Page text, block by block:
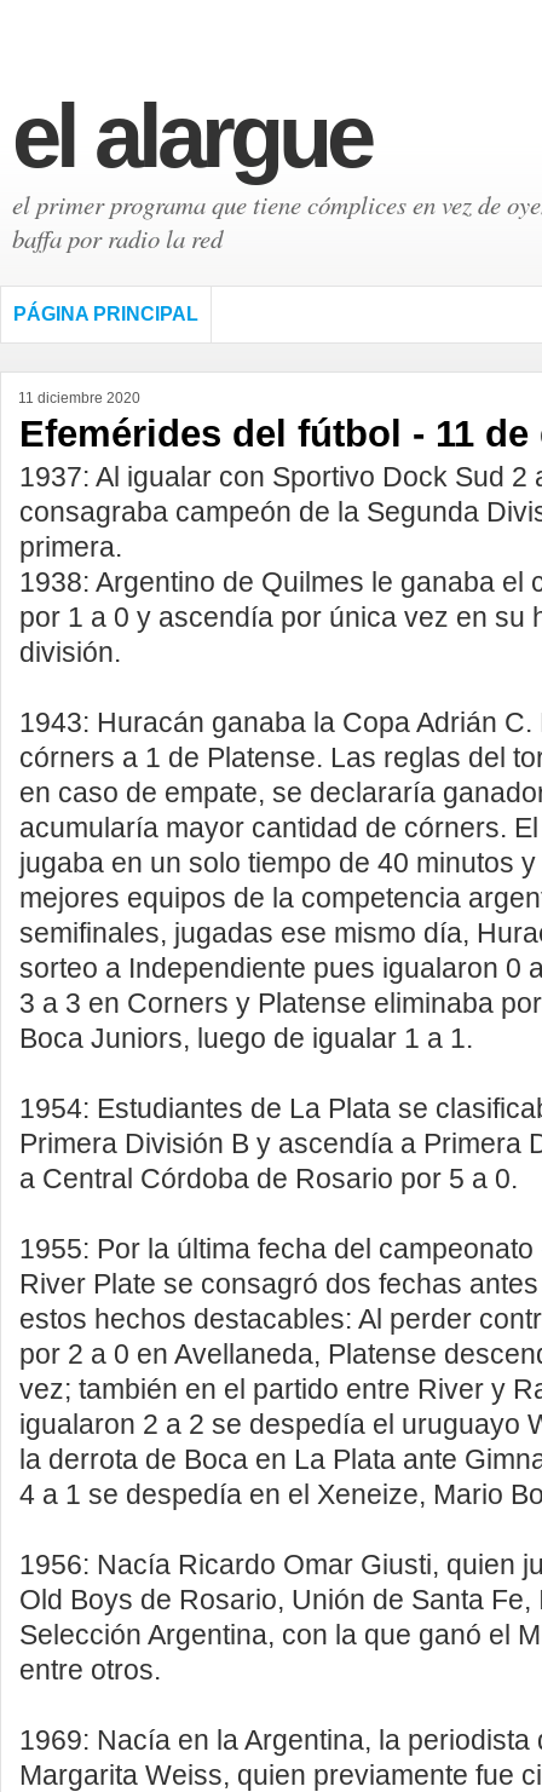
el alargue
el primer programa que tiene cómplices en vez de
baffa por radio la red
PÁGINA PRINCIPAL
11 diciembre 2020
Efemérides del fútbol - 11
1937: Al igualar con Sportivo Dock Sud 2
consagraba campeón de la Segunda
primera.
1938: Argentino de Quilmes le ganaba el
por 1 a 0 y ascendía por única vez en su
división.
1943: Huracán ganaba la Copa Adrián
córners a 1 de Platense. Las reglas del
en caso de empate, se declararía
acumularía mayor cantidad de córners.
jugaba en un solo tiempo de 40 minutos
mejores equipos de la competencia
semifinales, jugadas ese mismo día,
sorteo a Independiente pues igualaron 0
3 a 3 en Corners y Platense eliminaba
Boca Juniors, luego de igualar 1 a 1.
1954: Estudiantes de La Plata se
Primera División B y ascendía a Primera
a Central Córdoba de Rosario por 5 a 0.
1955: Por la última fecha del
River Plate se consagró dos fechas
estos hechos destacables: Al perder
por 2 a 0 en Avellaneda, Platense
vez; también en el partido entre River y
igualaron 2 a 2 se despedía el uruguayo
la derrota de Boca en La Plata ante
4 a 1 se despedía en el Xeneize, Mario
1956: Nacía Ricardo Omar Giusti, quien
Old Boys de Rosario, Unión de Santa
Selección Argentina, con la que ganó el
entre otros.
1969: Nacía en la Argentina, la periodista
Margarita Weiss, quien previamente fue